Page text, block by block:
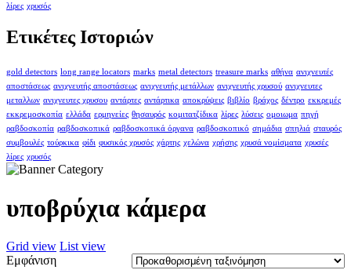
λίρες χρυσός
Ετικέτες Ιστοριών
gold detectors long range locators marks metal detectors treasure marks αθήνα ανιχνευτές
αποστάσεως ανιχνευτής αποστάσεως ανιχνευτής μετάλλων ανιχνευτής χρυσού ανιχνευτες
μεταλλων ανιχνευτες χρυσου αντάρτες αντάρτικα αποκρύψεις βιβλίο βράχος δέντρο εκκρεμές
εκκρεμοσκοπία ελλάδα ερμηνείες θησαυρός κομιτατζίδικα λίρες λύσεις ομοιωμα πηγή
ραβδοσκοπία ραβδοσκοπικά ραβδοσκοπικά όργανα ραβδοσκοπικό σημάδια σπηλιά σταυρός
συμβουλές τούρκικα φίδι φυσικός χρυσός χάρτης χελώνα χρήσης χρυσά νομίσματα χρυσές
λίρες χρυσός
υποβρύχια κάμερα
Grid view List view
Εμφάνιση